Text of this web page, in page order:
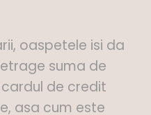
oaspetele isi da
suma de
de credit
asa cum este